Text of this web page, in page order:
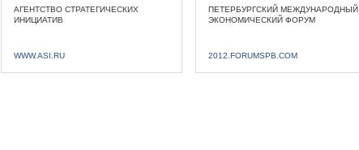
АГЕНТСТВО СТРАТЕГИЧЕСКИХ
ИНИЦИАТИВ
WWW.ASI.RU
ПЕТЕРБУРГСКИЙ МЕЖДУНАРОДНЫЙ
ЭКОНОМИЧЕСКИЙ ФОРУМ
2012.FORUMSPB.COM